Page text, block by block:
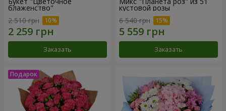
блаженство"
2 510 грн
Заказать
кустовой розы
6 540 грн
Заказать